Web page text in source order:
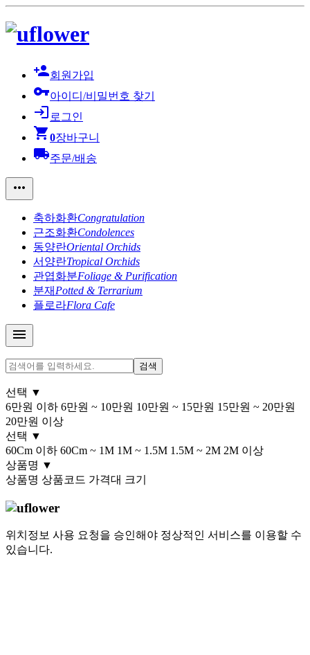
person_add회원가입
vpn_key아이디/비밀번호 찾기
login 로그인
shopping_cart0장바구니
local_shipping주문/배송
more_horiz
축하화환Congratulation
근조화환Condolences
동양란Oriental Orchids
서양란Tropical Orchids
관엽화분Foliage & Purification
분재 Potted & Terrarium
플로라Flora Cafe
menu
검색
선택 ▼
6만원 이하 6만원 ~ 10만원 10만원 ~ 15만원 15만원 ~ 20만원
20만원 이상
선택 ▼
60Cm 이하 60Cm ~ 1M 1M ~ 1.5M 1.5M ~ 2M 2M 이상
상품명 ▼
상품명 상품코드 가격대 크기
위치정보 사용 요청을 승인해야 정상적인 서비스를 이용할 수
있습니다.